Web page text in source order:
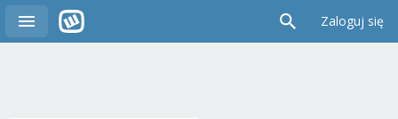
Zaloguj się